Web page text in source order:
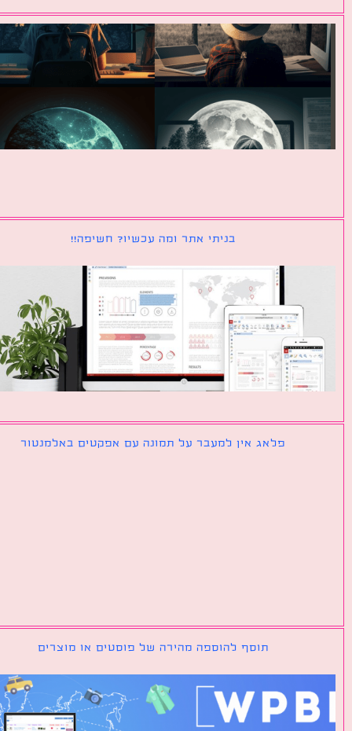
בניתי אתר ומה עכשיו? חשיפה!!
פלאג אין למעבר על תמונה עם אפקטים באלמנטור
תוסף להוספה מהירה של פוסטים או מוצרים